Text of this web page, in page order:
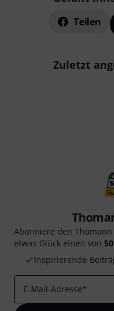
Teilen
Zuletzt
Abonniere den
etwas Glück einen von
Inspirierende
E-Mail-Adresse*